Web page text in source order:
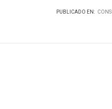
PUBLICADO EN: